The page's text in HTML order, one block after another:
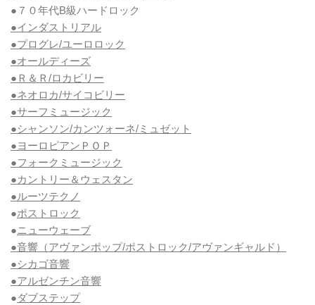
●７０年代B級ハードロック
●インダストリアル
●プログレ/ユーロロック
●オールディーズ
●Ｒ＆Ｒ/ロカビリー
●ネオロカ/サイコビリー
●サーフミュージック
●シャンソン/カンツォーネ/ミュゼット
●ヨーロピアンＰＯＰ
●フォークミュージック
●カントリー＆ウェスタン
●ルーツテクノ
●ポストロック
●ニューウェーブ
●音響（アヴァンポップ/ポストロック/アヴァンギャルド）
●シカゴ音響
●アルゼンチン音響
●ダブステップ